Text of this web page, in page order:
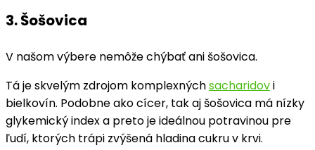
3. Šošovica
V našom výbere nemôže chýbať ani šošovica.
Tá je skvelým zdrojom komplexnýchsacharidovi
bielkovín. Podobne ako cícer, tak aj šošovica má nízky
glykemický index a preto je ideálnou potravinou pre
ľudí, ktorých trápi zvýšená hladina cukru v krvi.